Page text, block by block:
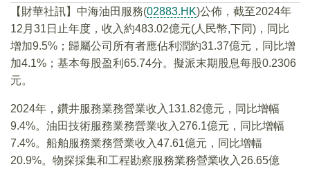
【財華社訊】中海油田服務(02883.HK)公佈，截至2024年
12月31日止年度，收入約483.02億元(人民幣,下同)，同比
增加9.5%；歸屬公司所有者應佔利潤約31.37億元，同比增
加4.1%；基本每股盈利65.74分。擬派末期股息每股0.2306
元。
2024年，鑽井服務業務營業收入131.82億元，同比增幅
9.4%。油田技術服務業務營業收入276.1億元，同比增幅
7.4%。船舶服務業務營業收入47.61億元，同比增幅
20.9%。物探採集和工程勘察服務業務營業收入26.65億